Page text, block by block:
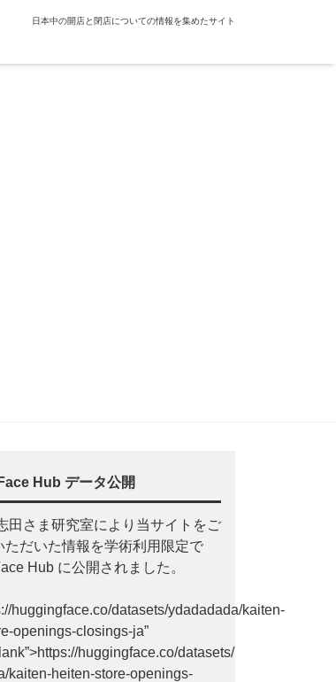
日本中の開店と閉店についての情報を集めたサイト
Hub データ公開
田さま研究室により当サイトをご
ただいた情報を学術利用限定で
Hub に公開されました。
huggingface.co/datasets/ydadadada/kaiten-
openings-closings-ja”
huggingface.co/datasets/
kaiten-heiten-store-openings-